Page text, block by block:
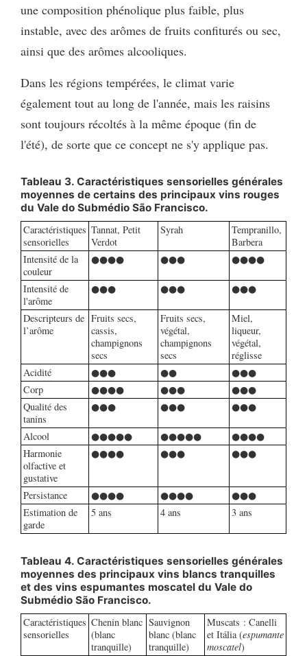
une composition phénolique plus faible, plus
instable, avec des arômes de fruits confiturés ou sec,
ainsi que des arômes alcooliques.
Dans les régions tempérées, le climat varie
également tout au long de l'année, mais les raisins
sont toujours récoltés à la même époque (fin de
l'été), de sorte que ce concept ne s'y applique pas.
Tableau 3. Caractéristiques sensorielles générales
moyennes de certains des principaux vins rouges
du Vale do Submédio São Francisco.
Caractéristiques
sensorielles
Tannat, Petit
Verdot
Syrah
Tempranillo,
Barbera
Intensité de la
couleur
●●●● ●●● ●●●●
Intensité de
l'arôme
●●● ●●● ●●●
Descripteurs de
l’arôme
Fruits secs,
cassis,
champignons
secs
Fruits secs,
végétal,
champignons
secs
Miel,
liqueur,
végétal,
réglisse
Acidité
●●● ●●
●●●
Corp
●●●● ●●●
●●●
Qualité des
tanins
●●● ●●● ●●●
Alcool ●●●●● ●●●●●
●●●●
Harmonie
olfactive et
gustative
●●●● ●●● ●●●
Persistance ●●●● ●●●●
●●●
Estimation de
garde
5 ans 4 ans 3 ans
Tableau 4. Caractéristiques sensorielles générales
moyennes des principaux vins blancs tranquilles
et des vins espumantes moscatel du Vale do
Submédio São Francisco.
Caractéristiques
sensorielles
Chenin blanc
(blanc
tranquille)
Sauvignon
blanc (blanc
tranquille)
Muscats : Canelli
et Itália (espumante
moscatel)